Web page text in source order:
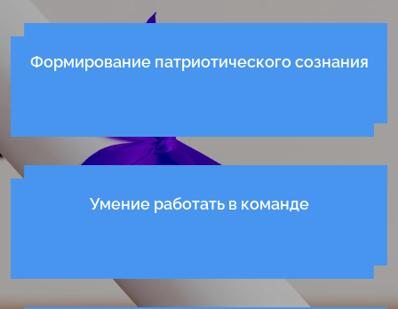
Формирование патриотического сознания
Умение работать в команде